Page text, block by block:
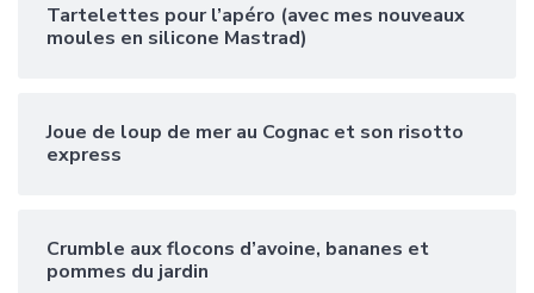
Tartelettes pour l’apéro (avec mes nouveaux
moules en silicone Mastrad)
Joue de loup de mer au Cognac et son risotto
express
Crumble aux flocons d’avoine, bananes et
pommes du jardin